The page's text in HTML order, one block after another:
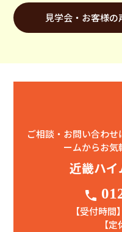
見学会・お客様
ご相談・お問い合わ
ームからお気
近畿ハ
phone
【受付時
【